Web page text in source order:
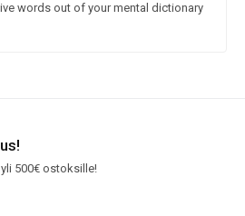
words out of your mental dictionary
500€ ostoksille!